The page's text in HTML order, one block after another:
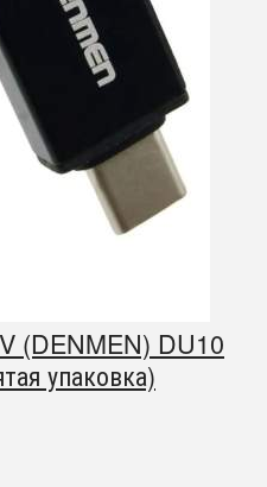
(DENMEN) DU10
упаковка)